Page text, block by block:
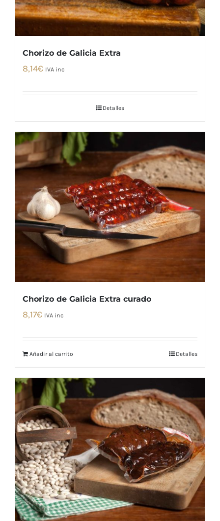
Chorizo de Galicia Extra
8,14€ IVA inc
Detalles
Chorizo de Galicia Extra curado
8,17€ IVA inc
Añadir al carrito Detalles